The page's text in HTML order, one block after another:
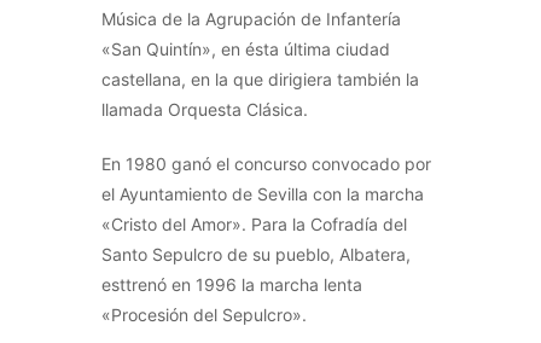
Música de la Agrupación de Infantería
«San Quintín», en ésta última ciudad
castellana, en la que dirigiera también la
llamada Orquesta Clásica.
En 1980 ganó el concurso convocado por
el Ayuntamiento de Sevilla con la marcha
«Cristo del Amor». Para la Cofradía del
Santo Sepulcro de su pueblo, Albatera,
esttrenó en 1996 la marcha lenta
«Procesión del Sepulcro».